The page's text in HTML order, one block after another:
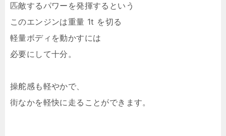
匹敵するパワーを発揮するという
このエンジンは重量 1t を切る
軽量ボディを動かすには
必要にして十分。
操舵感も軽やかで、
街なかを軽快に走ることができます。